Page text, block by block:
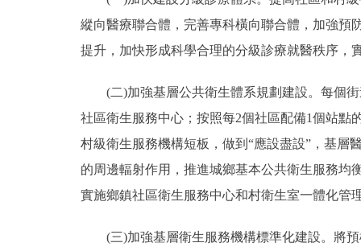
縱向醫療聯合體，完善專科橫向聯合體，加強預
提升，加快形成科學合理的分級診療就醫秩序，
(二)加強基層公共衛生體系規劃建設。每個街
社區衛生服務中心；按照每2個社區配備1個站點
村級衛生服務機構短板，做到“應設盡設”，基層
的周邊輻射作用，推進城鄉基本公共衛生服務均
實施鄉鎮社區衛生服務中心和村衛生室一體化管
(三)加強基層衛生服務機構標準化建設。將預